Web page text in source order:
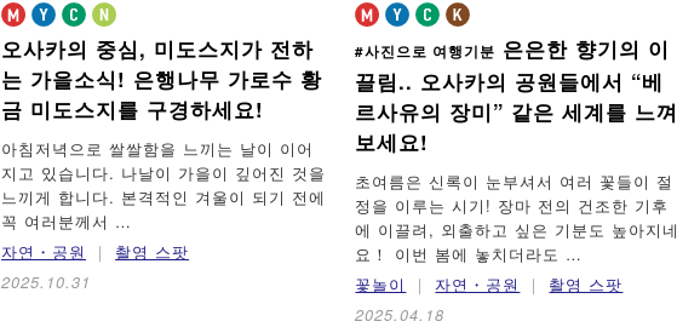
오사카의 중심, 미도스지가 전하
는 가을소식! 은행나무 가로수 황
금 미도스지를 구경하세요!
아침저녁으로 쌀쌀함을 느끼는 날이 이어
지고 있습니다. 나날이 가을이 깊어진 것을
느끼게 합니다. 본격적인 겨울이 되기 전에
꼭 여러분께서 …
자연・공원
촬영 스팟
2025.10.31
#사진으로 여행기분 은은한 향기의 이
끌림.. 오사카의 공원들에서 “베
르사유의 장미” 같은 세계를 느껴
보세요!
초여름은 신록이 눈부셔서 여러 꽃들이 절
정을 이루는 시기! 장마 전의 건조한 기후
에 이끌려, 외출하고 싶은 기분도 높아지네
요！ 이번 봄에 놓치더라도 …
꽃놀이
자연・공원 촬영 스팟
2025.04.18